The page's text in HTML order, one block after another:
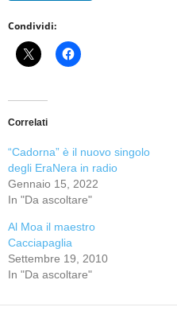
Condividi:
Correlati
“Cadorna” è il nuovo singolo
degli EraNera in radio
Gennaio 15, 2022
In "Da ascoltare"
Al Moa il maestro
Cacciapaglia
Settembre 19, 2010
In "Da ascoltare"